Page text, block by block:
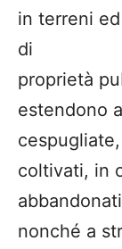
in terreni
di
proprietà
estendono
coltivati, in
nonché a